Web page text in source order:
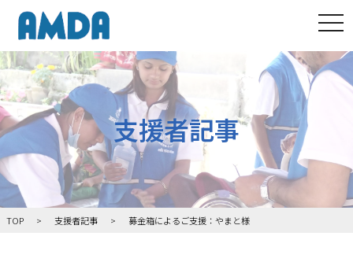
支援者記事
TOP 支援者記事 募金箱によるご支援：やまと様